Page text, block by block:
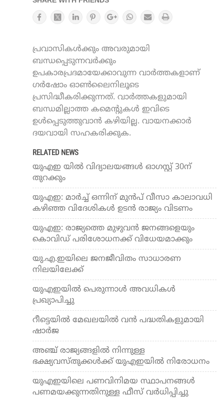
പ്രവാസികൾക്കും അവരുമായി
ബന്ധപ്പെടുന്നവർക്കും
ഉപകാരപ്രദമായേക്കാവുന്ന വാർത്തകളാണ്
ഗർഷോം ഓൺലൈനിലൂടെ
പ്രസിദ്ധീകരിക്കുന്നത്. വാർത്തകളുമായി
ബന്ധമില്ലാത്ത കമെന്റുകൾ ഇവിടെ
ഉൾപ്പെടുത്തുവാൻ കഴിയില്ല. വായനക്കാർ
ദയവായി സഹകരിക്കുക.
RELATED NEWS
യുഎഇ യിൽ വിദ്യാലയങ്ങൾ ഓഗസ്റ്റ് 30ന്
തുറക്കും
യുഎഇ: മാർച്ച് ഒന്നിന് മുൻപ് വീസാ കാലാവധി
കഴിഞ്ഞ വിദേശികൾ ഉടൻ രാജ്യം വിടണം
യുഎഇ: രാജ്യത്തെ മുഴുവൻ ജനങ്ങളെയും
കൊവിഡ് പരിശോധനക്ക് വിധേയമാക്കും
യു.​എ.​ഇയിലെ ജനജീവിതം സാധാരണ
നിലയിലേക്ക്
യുഎഇയിൽ പെരുന്നാൾ അവധികള്‍
പ്രഖ്യാപിച്ചു
റീട്ടെയിൽ മേഖലയിൽ വൻ പദ്ധതികളുമായി
ഷാർജ
അഞ്ച് രാജ്യങ്ങളില്‍ നിന്നുള്ള
ഭക്ഷ്യവസ്തുക്കള്‍ക്ക് യുഎഇയില്‍ നിരോധനം
യുഎഇയിലെ പണവിനിമയ സ്ഥാപനങ്ങൾ
പണമയക്കുന്നതിനുള്ള ഫീസ് വർധിപ്പിച്ചു